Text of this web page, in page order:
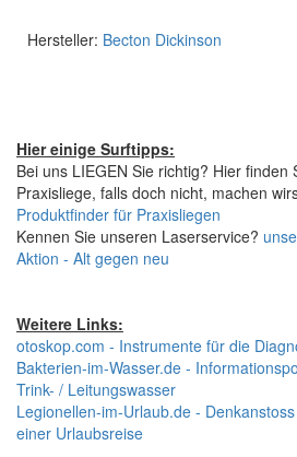
Hersteller: Becton Dickinson
Hier einige Surftipps:
Bei uns LIEGEN Sie richtig? Hier finden
Praxisliege, falls doch nicht, machen
Produktfinder für Praxisliegen
Kennen Sie unseren Laserservice?
Aktion - Alt gegen neu
Weitere Links:
otoskop.com - Instrumente für die
Bakterien-im-Wasser.de -
Trink- / Leitungswasser
Legionellen-im-Urlaub.de -
einer Urlaubsreise